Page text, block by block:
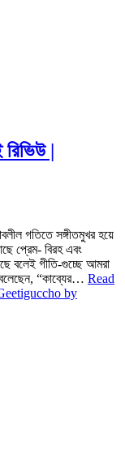
রিভিউ |
গতিতে সঙ্গীতমুখর হয়ে
প্রেম- বিরহ এবং
বলেই গীতি-গুচ্ছে আমরা
“কাব্যের… Read
Geetiguccho by